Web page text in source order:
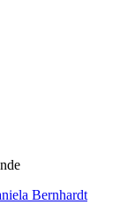
Bernhardt